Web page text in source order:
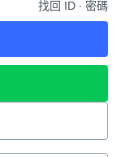
找回 ID ∙ 密碼